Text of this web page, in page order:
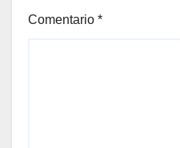
Comentario *